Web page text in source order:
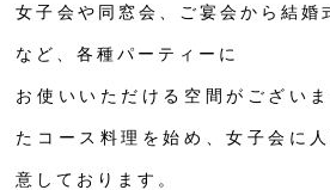
女子会や同窓会、ご宴会から結
など、各種パーティーに
お使いいただける空間がござい
たコース料理を始め、女子会に
意しております。